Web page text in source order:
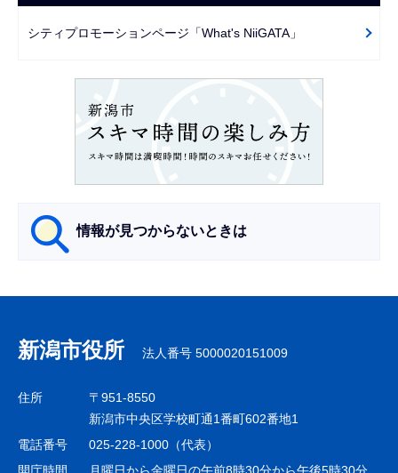
で
ーシティプロモーションページ「What's NiiGATA」
情報が見つからないときは
ナ
ビ
ゲ
シ
ョ
新潟市役所 法人番号 5000020151009
住所
〒951-8550
新潟市中央区学校町通1番町602番地1
電話番号
025-228-1000（代表）